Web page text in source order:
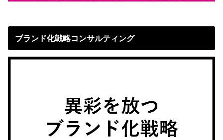
ブランド化戦略コンサルティング